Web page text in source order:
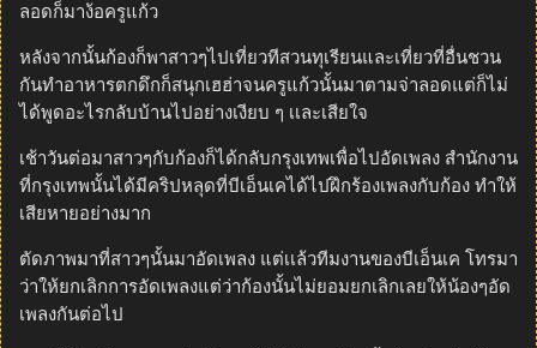
ลอดก็มาง้อครูแก้ว
หลังจากนั้นก้องก็พาสาวๆไปเที่ยวทีสวนทุเรียนและเที่ยวที่อื่นชวน
กันทำอาหารตกดึกก็สนุกเฮฮ่าจนครูแก้วนั้นมาตามจ่าลอดแต่ก็ไม่
ได้พูดอะไรกลับบ้านไปอย่างเงียบ ๆ เเละเสียใจ
เช้าวันต่อมาสาวๆกับก้องก็ได้กลับกรุงเทพเพื่อไปอัดเพลง สำนักงาน
ที่กรุงเทพนั้นได้มีคริปหลุดที่บีเอ็นเคได้ไปฝึกร้องเพลงกับก้อง ทำให้
เสียหายอย่างมาก
ตัดภาพมาที่สาวๆนั้นมาอัดเพลง แต่เเล้วทีมงานของบีเอ็นเค โทรมา
ว่าให้ยกเลิกการอัดเพลงแต่ว่าก้องนั้นไม่ยอมยกเลิกเลยให้น้องๆอัด
เพลงกันต่อไป